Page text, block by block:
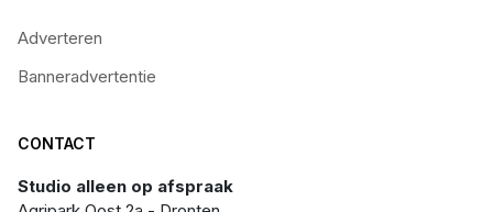
Adverteren
Banneradvertentie
CONTACT
Studio alleen op afspraak